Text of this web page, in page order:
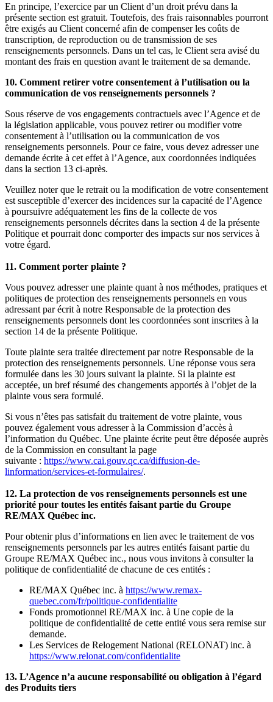
En principe, l’exercice par un Client d’un droit prévu dans la
présente section est gratuit. Toutefois, des frais raisonnables pourront
être exigés au Client concerné afin de compenser les coûts de
transcription, de reproduction ou de transmission de ses
renseignements personnels. Dans un tel cas, le Client sera avisé du
montant des frais en question avant le traitement de sa demande.
10. Comment retirer votre consentement à l’utilisation ou la
communication de vos renseignements personnels ?
Sous réserve de vos engagements contractuels avec l’Agence et de
la législation applicable, vous pouvez retirer ou modifier votre
consentement à l’utilisation ou la communication de vos
renseignements personnels. Pour ce faire, vous devez adresser une
demande écrite à cet effet à l’Agence, aux coordonnées indiquées
dans la section 13 ci-après.
Veuillez noter que le retrait ou la modification de votre consentement
est susceptible d’exercer des incidences sur la capacité de l’Agence
à poursuivre adéquatement les fins de la collecte de vos
renseignements personnels décrites dans la section 4 de la présente
Politique et pourrait donc comporter des impacts sur nos services à
votre égard.
11. Comment porter plainte ?
Vous pouvez adresser une plainte quant à nos méthodes, pratiques et
politiques de protection des renseignements personnels en vous
adressant par écrit à notre Responsable de la protection des
renseignements personnels dont les coordonnées sont inscrites à la
section 14 de la présente Politique.
Toute plainte sera traitée directement par notre Responsable de la
protection des renseignements personnels. Une réponse vous sera
formulée dans les 30 jours suivant la plainte. Si la plainte est
acceptée, un bref résumé des changements apportés à l’objet de la
plainte vous sera formulé.
Si vous n’êtes pas satisfait du traitement de votre plainte, vous
pouvez également vous adresser à la Commission d’accès à
l’information du Québec. Une plainte écrite peut être déposée auprès
de la Commission en consultant la page
suivante : https://www.cai.gouv.qc.ca/diffusion-de-
linformation/services-et-formulaires/.
12. La protection de vos renseignements personnels est une
priorité pour toutes les entités faisant partie du Groupe
RE/MAX Québec inc.
Pour obtenir plus d’informations en lien avec le traitement de vos
renseignements personnels par les autres entités faisant partie du
Groupe RE/MAX Québec inc., nous vous invitons à consulter la
politique de confidentialité de chacune de ces entités :
RE/MAX Québec inc. à https://www.remax-
quebec.com/fr/politique-confidentialite
Fonds promotionnel RE/MAX inc. à Une copie de la
politique de confidentialité de cette entité vous sera remise sur
demande.
Les Services de Relogement National (RELONAT) inc. à
https://www.relonat.com/confidentialite
13. L’Agence n’a aucune responsabilité ou obligation à l’égard
des Produits tiers